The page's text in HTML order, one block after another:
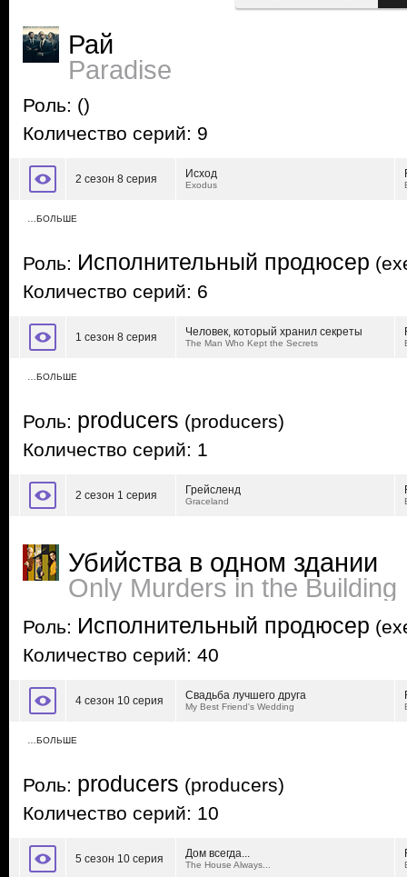
Рай
Paradise
Роль: ()
Количество серий: 9
2 сезон 8 серия Исход
Exodus
…БОЛЬШЕ
Роль: Исполнительный продюсер
Количество серий: 6
1 сезон 8 серия Человек, который хранил секреты
The Man Who Kept the Secrets
…БОЛЬШЕ
Роль: producers (producers)
Количество серий: 1
2 сезон 1 серия Грейсленд
Graceland
Убийства в одном здании
Only Murders in the Building
Роль: Исполнительный продюсер
Количество серий: 40
4 сезон 10 серия Свадьба лучшего друга
My Best Friend's Wedding
…БОЛЬШЕ
Роль: producers (producers)
Количество серий: 10
5 сезон 10 серия Дом всегда...
The House Always...